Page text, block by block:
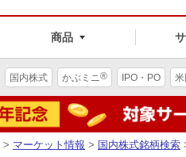
商品
国内株式 かぶミニ® IPO・PO
> マーケット情報 > 国内株式銘柄検索